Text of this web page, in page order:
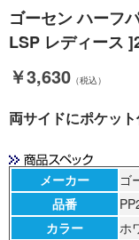
ゴーセン ハーフ
LSP レディース
￥3,630 （税込）
両サイドにポケッ
メーカー
ゴ
品番
カラー
ホ